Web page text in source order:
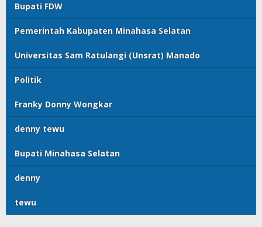
Bupati FDW
Pemerintah Kabupaten Minahasa Selatan
Universitas Sam Ratulangi (Unsrat) Manado
Politik
Franky Donny Wongkar
denny tewu
Bupati Minahasa Selatan
denny
tewu